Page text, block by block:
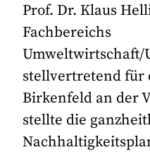
Prof. Dr. Klaus
Fachbereichs
stellvertretend für
Birkenfeld an der
stellte die